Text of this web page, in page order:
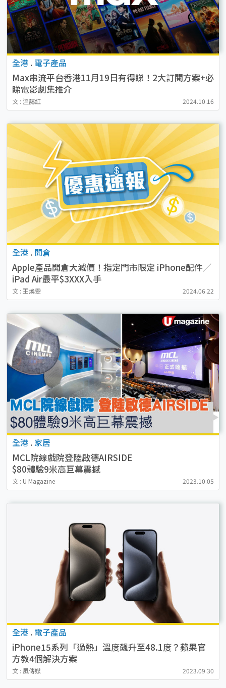
全港 . 電子產品
Max串流平台香港11月19日有得睇！2大訂閱方案+必
睇電影劇集推介
文 : 溫藹紅 2024.10.16
全港 . 開倉
Apple產品開倉大減價！指定門市限定 iPhone配件／
iPad Air最平$3XXX入手
文 : 王煥雯 2024.06.22
全港 . 家居
MCL院線戲院登陸啟德AIRSIDE
$80體驗9米高巨幕震撼
文 : U Magazine 2023.10.05
全港 . 電子產品
iPhone15系列「過熱」溫度飆升至48.1度？蘋果官
方教4個解決方案
文 : 風傳媒 2023.09.30